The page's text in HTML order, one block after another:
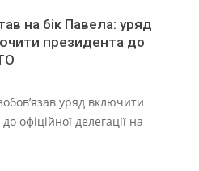
на бік Павела: уряд
президента до
уряд включити
офіційної делегації на